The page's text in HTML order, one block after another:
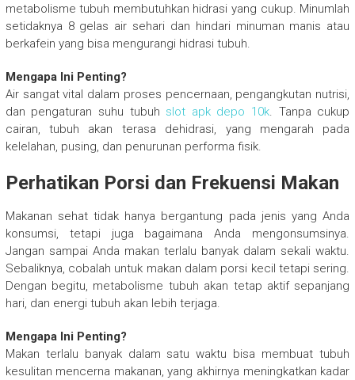
metabolisme tubuh membutuhkan hidrasi yang cukup. Minumlah
setidaknya 8 gelas air sehari dan hindari minuman manis atau
berkafein yang bisa mengurangi hidrasi tubuh.
Mengapa Ini Penting?
Air sangat vital dalam proses pencernaan, pengangkutan nutrisi,
dan pengaturan suhu tubuh slot apk depo 10k. Tanpa cukup
cairan, tubuh akan terasa dehidrasi, yang mengarah pada
kelelahan, pusing, dan penurunan performa fisik.
Perhatikan Porsi dan Frekuensi Makan
Makanan sehat tidak hanya bergantung pada jenis yang Anda
konsumsi, tetapi juga bagaimana Anda mengonsumsinya.
Jangan sampai Anda makan terlalu banyak dalam sekali waktu.
Sebaliknya, cobalah untuk makan dalam porsi kecil tetapi sering.
Dengan begitu, metabolisme tubuh akan tetap aktif sepanjang
hari, dan energi tubuh akan lebih terjaga.
Mengapa Ini Penting?
Makan terlalu banyak dalam satu waktu bisa membuat tubuh
kesulitan mencerna makanan, yang akhirnya meningkatkan kadar